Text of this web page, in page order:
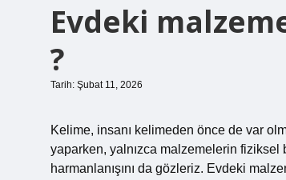
Evdeki
?
Tarih: Şubat 11, 2026
Kelime, insanı kelimeden önce de var
yaparken, yalnızca malzemelerin
harmanlanışını da gözleriz. Evdeki